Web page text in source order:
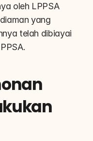
oleh LPPSA
yang